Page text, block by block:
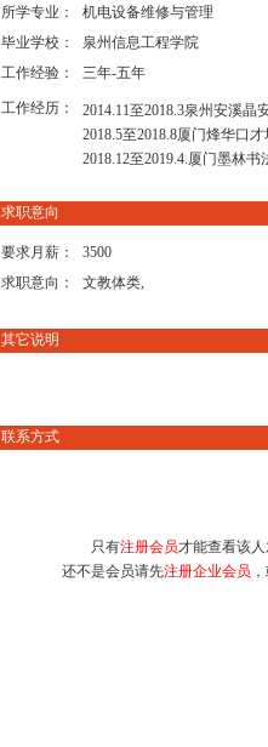
所学专业：
机电设备维修与管理
毕业学校：
泉州信息工程学院
工作经验：
三年-五年
工作经历：
2014.11至2018.3泉州安溪晶
2018.5至2018.8厦门烽华口
2018.12至2019.4.厦门墨林书
求职意向
要求月薪：
3500
求职意向：
文教体类,
其它说明
联系方式
只有注册会员才能查看该
还不是会员请先注册企业会员